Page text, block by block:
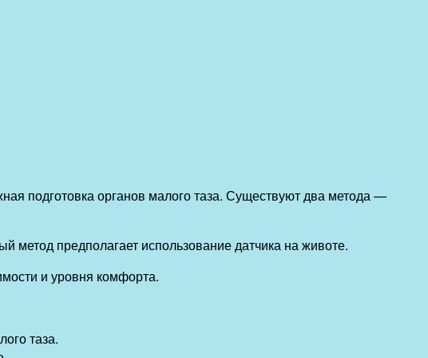
подготовка органов малого таза. Существуют два метода —
предполагает использование датчика на животе.
и уровня комфорта.
таза.